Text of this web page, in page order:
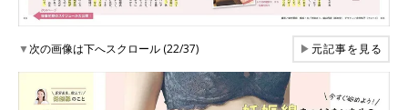
▼次の画像は下へスクロール (22/37) ▶元記事を見る